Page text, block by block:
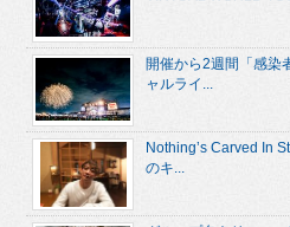
開催から2週間「感染
ャルライ...
Nothing’s Carved In
のキ...